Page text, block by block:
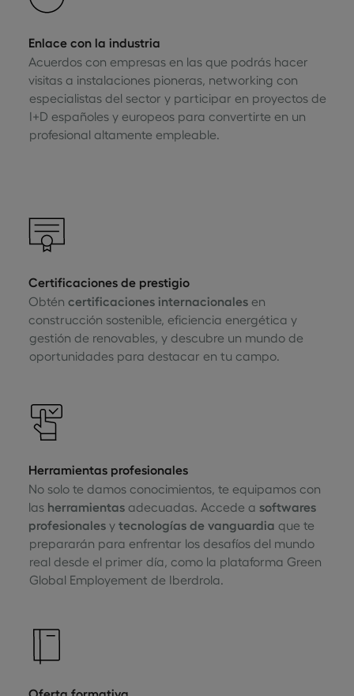
Enlace con la industria
Acuerdos con empresas en las que podrás hacer
visitas a instalaciones pioneras, networking con
especialistas del sector y participar en proyectos de
I+D españoles y europeos para convertirte en un
profesional altamente empleable.
Certificaciones de prestigio
Obténcertificaciones internacionales en
construcción sostenible, eficiencia energética y
gestión de renovables, y descubre un mundo de
oportunidades para destacar en tu campo.
Herramientas profesionales
No solo te damos conocimientos, te equipamos con
las herramientas adecuadas. Accede a softwares
profesionales ytecnologías de vanguardia que te
prepararán para enfrentar los desafíos del mundo
real desde el primer día, como la plataforma Green
Global Employement de Iberdrola.